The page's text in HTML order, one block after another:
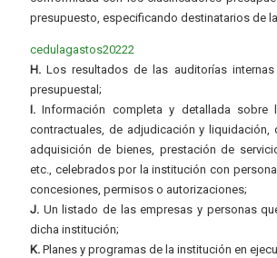
presupuesto, especificando destinatarios de
cedulagastos20222
H. Los resultados de las auditorías
presupuestal;
I. Información completa y detallada sobre
contractuales, de adjudicación y
adquisición de bienes, prestación de
etc., celebrados por la institución con
concesiones, permisos o autorizaciones;
J. Un listado de las empresas y personas
dicha institución;
K. Planes y programas de la institución en